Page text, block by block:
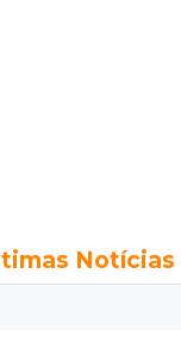
Notícias